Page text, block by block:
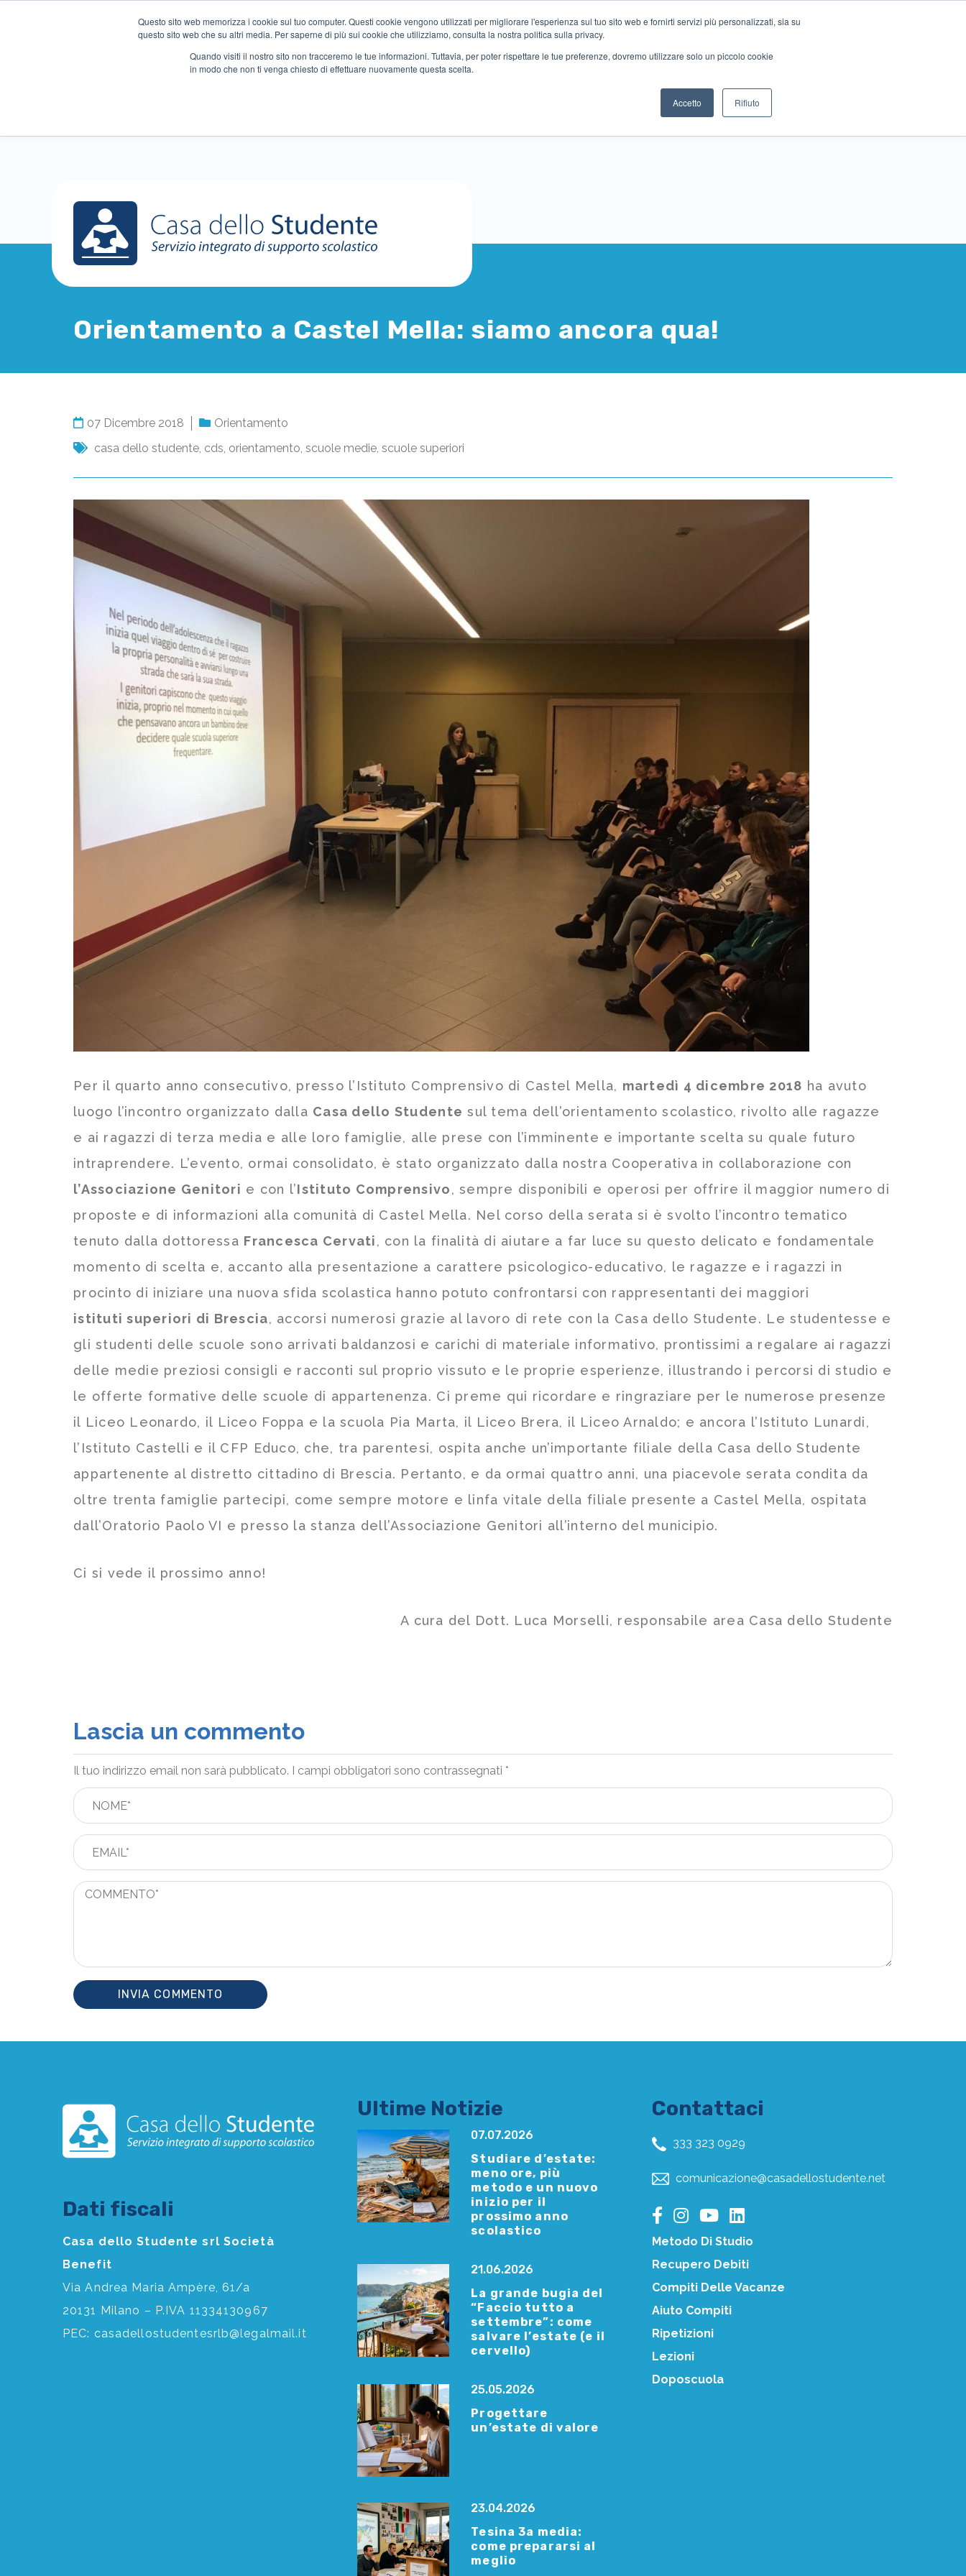
Questo sito web memorizza i cookie sul tuo computer. Questi cookie vengono utilizzati per migliorare l'esperienza sul tuo sito web e fornirti servizi più personalizzati, sia su
questo sito web che su altri media. Per saperne di più sui cookie che utilizziamo, consulta la nostra politica sulla privacy.
Quando visiti il ​​nostro sito non tracceremo le tue informazioni. Tuttavia, per poter rispettare le tue preferenze, dovremo utilizzare solo un piccolo cookie
in modo che non ti venga chiesto di effettuare nuovamente questa scelta.
Accetto Rifiuto
Orientamento a Castel Mella: siamo ancora qua!
07 Dicembre 2018
Orientamento
casa dello studente, cds, orientamento, scuole medie, scuole superiori
Per il quarto anno consecutivo, presso l’Istituto Comprensivo di Castel Mella, martedì 4 dicembre 2018 ha avuto
luogo l’incontro organizzato dalla Casa dello Studente sul tema dell’orientamento scolastico, rivolto alle ragazze
e ai ragazzi di terza media e alle loro famiglie, alle prese con l’imminente e importante scelta su quale futuro
intraprendere. L’evento, ormai consolidato, è stato organizzato dalla nostra Cooperativa in collaborazione con
l’Associazione Genitori e con l’Istituto Comprensivo, sempre disponibili e operosi per offrire il maggior numero di
proposte e di informazioni alla comunità di Castel Mella. Nel corso della serata si è svolto l’incontro tematico
tenuto dalla dottoressa Francesca Cervati, con la finalità di aiutare a far luce su questo delicato e fondamentale
momento di scelta e, accanto alla presentazione a carattere psicologico-educativo, le ragazze e i ragazzi in
procinto di iniziare una nuova sfida scolastica hanno potuto confrontarsi con rappresentanti dei maggiori
istituti superiori di Brescia, accorsi numerosi grazie al lavoro di rete con la Casa dello Studente. Le studentesse e
gli studenti delle scuole sono arrivati baldanzosi e carichi di materiale informativo, prontissimi a regalare ai ragazzi
delle medie preziosi consigli e racconti sul proprio vissuto e le proprie esperienze, illustrando i percorsi di studio e
le offerte formative delle scuole di appartenenza. Ci preme qui ricordare e ringraziare per le numerose presenze
il Liceo Leonardo, il Liceo Foppa e la scuola Pia Marta, il Liceo Brera, il Liceo Arnaldo; e ancora l’Istituto Lunardi,
l’Istituto Castelli e il CFP Educo, che, tra parentesi, ospita anche un’importante filiale della Casa dello Studente
appartenente al distretto cittadino di Brescia. Pertanto, e da ormai quattro anni, una piacevole serata condita da
oltre trenta famiglie partecipi, come sempre motore e linfa vitale della filiale presente a Castel Mella, ospitata
dall’Oratorio Paolo VI e presso la stanza dell’Associazione Genitori all’interno del municipio.
Ci si vede il prossimo anno!
A cura del Dott. Luca Morselli, responsabile area Casa dello Studente
Lascia un commento
Il tuo indirizzo email non sarà pubblicato. I campi obbligatori sono contrassegnati *
Dati fiscali
Casa dello Studente srl Società
Benefit
Via Andrea Maria Ampère, 61/a
20131 Milano – P.IVA 11334130967
PEC: casadellostudentesrlb@legalmail.it
Ultime Notizie
07.07.2026
Studiare d’estate:
meno ore, più
metodo e un nuovo
inizio per il
prossimo anno
scolastico
21.06.2026
La grande bugia del
“Faccio tutto a
settembre”: come
salvare l’estate (e il
cervello)
25.05.2026
Progettare
un’estate di valore
23.04.2026
Tesina 3a media:
come prepararsi al
meglio
Contattaci
333 323 0929
comunicazione@casadellostudente.net
Metodo Di Studio
Recupero Debiti
Compiti Delle Vacanze
Aiuto Compiti
Ripetizioni
Lezioni
Doposcuola